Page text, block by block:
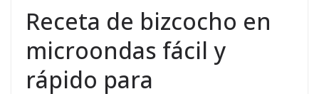
Receta de bizcocho en
microondas fácil y
rápido para